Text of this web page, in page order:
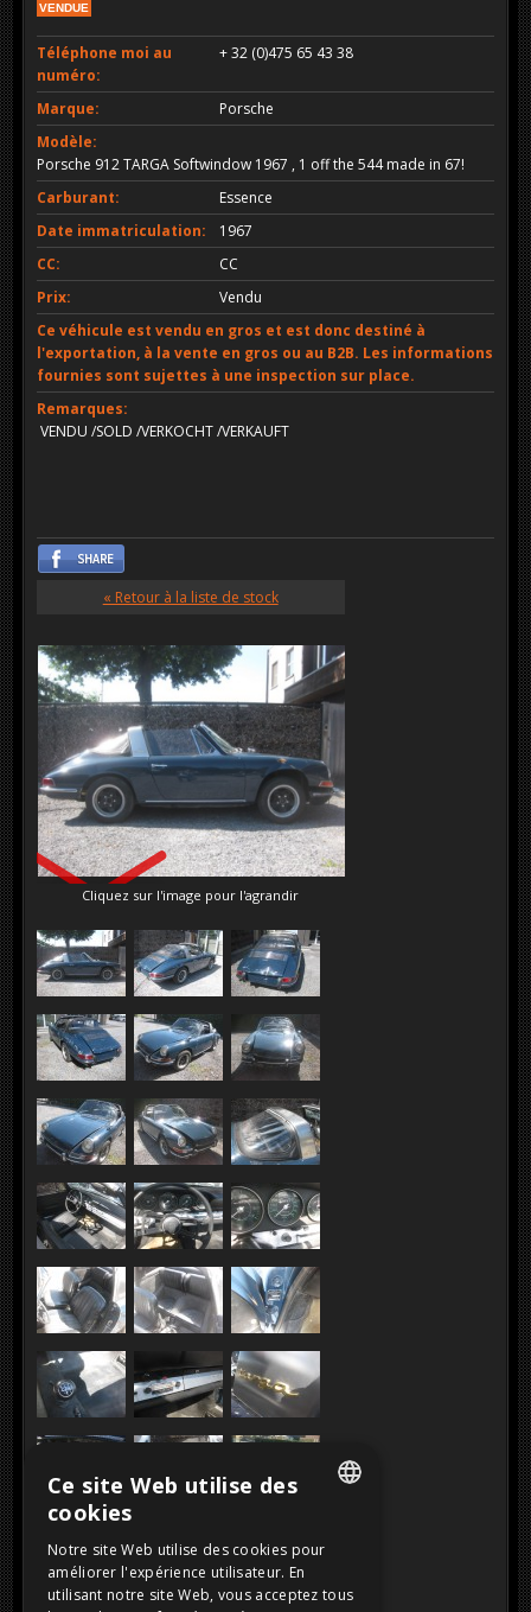
VENDUE
Téléphone moi au
numéro:
+ 32 (0)475 65 43 38
Marque:
Porsche
Modèle:
Porsche 912 TARGA Softwindow 1967 , 1 off the 544 made in 67!
Carburant:
Essence
Date immatriculation:
1967
CC:
CC
Prix:
Vendu
Ce véhicule est vendu en gros et est donc destiné à
l'exportation, à la vente en gros ou au B2B. Les informations
fournies sont sujettes à une inspection sur place.
Remarques:
VENDU /SOLD /VERKOCHT /VERKAUFT
« Retour à la liste de stock
VENDU
Cliquez sur l'image pour l'agrandir
FRENCH
Ce site Web utilise des
cookies
Notre site Web utilise des cookies pour
améliorer l'expérience utilisateur. En
utilisant notre site Web, vous acceptez tous